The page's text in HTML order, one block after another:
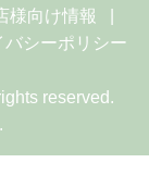
様向け情報
バシーポリシー
reserved.
.